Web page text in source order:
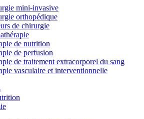
l’innovation dans la technologie
en plus sur notre centre d’innovation et
mini-invasive
orthopédique
de chirurgie
de nutrition
de perfusion
de traitement extracorporel du sang
vasculaire et interventionnelle